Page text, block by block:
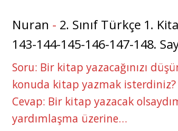
Nuran - 2. Sınıf Türkçe 1.
143-144-145-146-147-148.
Soru: Bir kitap yazacağınızı
konuda kitap yazmak isterdiniz?
Cevap: Bir kitap yazacak
yardımlaşma üzerine…